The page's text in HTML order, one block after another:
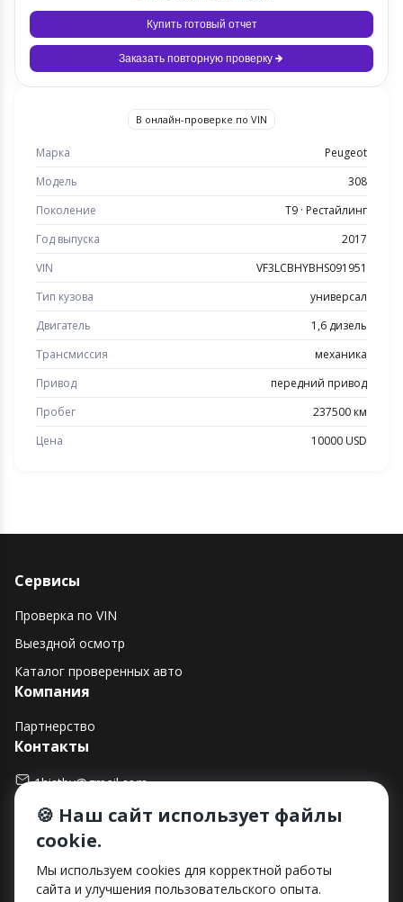
Купить готовый отчет
Заказать повторную проверку
В онлайн-проверке по VIN
Марка
Peugeot
Модель
308
Поколение
T9 · Рестайлинг
Год выпуска
2017
VIN
VF3LCBHYBHS091951
Тип кузова
универсал
Двигатель
1,6 дизель
Трансмиссия
механика
Привод
передний привод
Пробег
237500 км
Цена
10000 USD
Сервисы
Проверка по VIN
Выездной осмотр
Каталог проверенных авто
Компания
Партнерство
Контакты
1histby@gmail.com
+375 (29) 182-90-00
г. Минск, ул. Макаенка, д. 12Е, пом. 282
Способы оплаты
🍪 Наш сайт использует файлы
cookie.
Мы используем cookies для корректной работы
сайта и улучшения пользовательского опыта.